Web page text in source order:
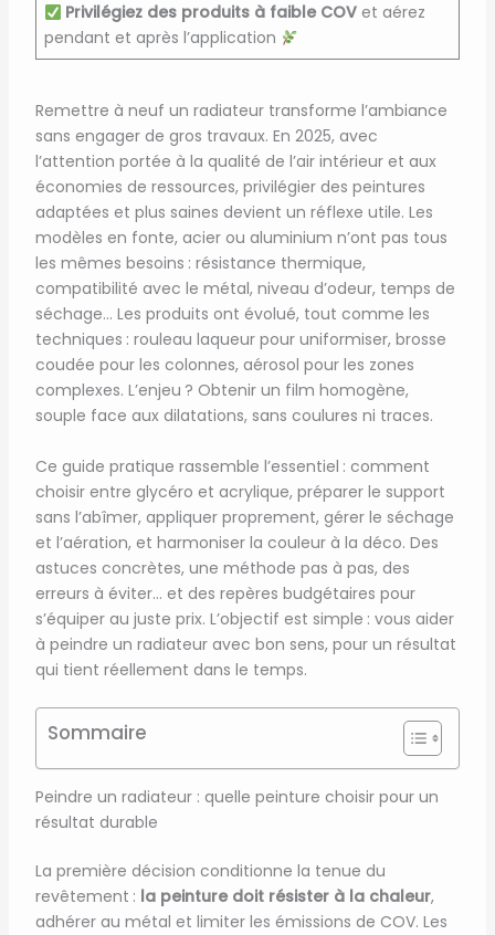
Privilégiez des produits à faible COV et aérez
pendant et après l’application
Remettre à neuf un radiateur transforme l’ambiance
sans engager de gros travaux. En 2025, avec
l’attention portée à la qualité de l’air intérieur et aux
économies de ressources, privilégier des peintures
adaptées et plus saines devient un réflexe utile. Les
modèles en fonte, acier ou aluminium n’ont pas tous
les mêmes besoins : résistance thermique,
compatibilité avec le métal, niveau d’odeur, temps de
séchage… Les produits ont évolué, tout comme les
techniques : rouleau laqueur pour uniformiser, brosse
coudée pour les colonnes, aérosol pour les zones
complexes. L’enjeu ? Obtenir un film homogène,
souple face aux dilatations, sans coulures ni traces.
Ce guide pratique rassemble l’essentiel : comment
choisir entre glycéro et acrylique, préparer le support
sans l’abîmer, appliquer proprement, gérer le séchage
et l’aération, et harmoniser la couleur à la déco. Des
astuces concrètes, une méthode pas à pas, des
erreurs à éviter… et des repères budgétaires pour
s’équiper au juste prix. L’objectif est simple : vous aider
à peindre un radiateur avec bon sens, pour un résultat
qui tient réellement dans le temps.
Sommaire
Peindre un radiateur : quelle peinture choisir pour un
résultat durable
La première décision conditionne la tenue du
revêtement : la peinture doit résister à la chaleur,
adhérer au métal et limiter les émissions de COV. Les